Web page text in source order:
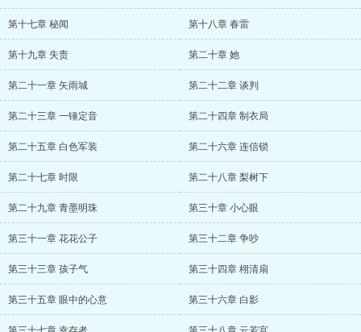
第十七章 秘闻 第十八章 春雷
第十九章 失责 第二十章 她
第二十一章 矢雨城 第二十二章 谈判
第二十三章 一锤定音 第二十四章 制衣局
第二十五章 白色军装 第二十六章 连信锁
第二十七章 时限 第二十八章 梨树下
第二十九章 青墨明珠 第三十章 小心眼
第三十一章 花花公子 第三十二章 争吵
第三十三章 孩子气 第三十四章 栩清扇
第三十五章 眼中的心意 第三十六章 白影